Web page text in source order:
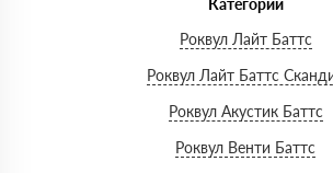
Категории
Роквул Лайт Баттс
Роквул Лайт Баттс
Роквул Акустик Баттс
Роквул Венти Баттс